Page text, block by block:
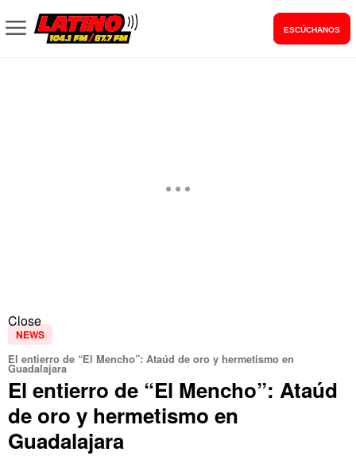
ESCÚCHANOS
Close
NEWS
El entierro de “El Mencho”: Ataúd de oro y hermetismo en
Guadalajara
El entierro de “El Mencho”: Ataúd
de oro y hermetismo en
Guadalajara